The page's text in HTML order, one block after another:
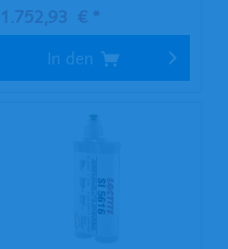
1.752,93 € *
In den